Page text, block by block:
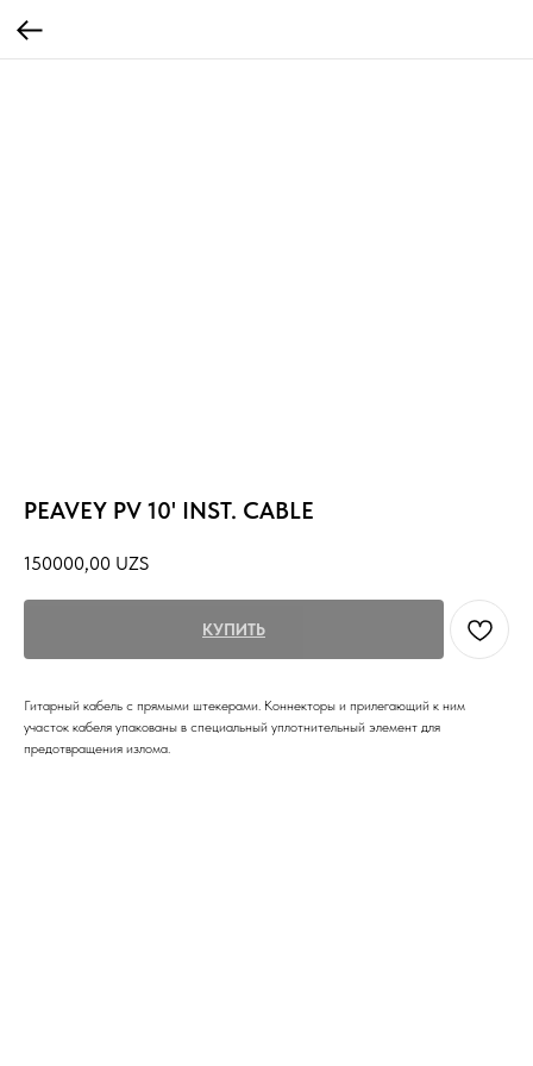
PEAVEY PV 10' INST. CABLE
150000,00 UZS
КУПИТЬ
Гитарный кабель с прямыми штекерами. Коннекторы и прилегающий к ним
участок кабеля упакованы в специальный уплотнительный элемент для
предотвращения излома.